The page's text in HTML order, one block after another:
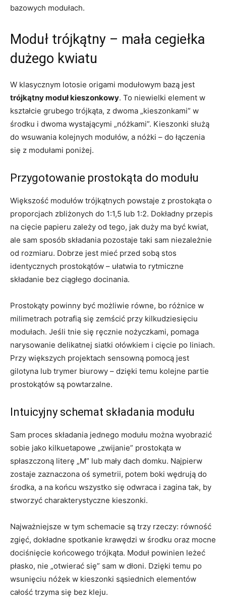
bazowych modułach.
Moduł trójkątny – mała cegiełka
dużego kwiatu
W klasycznym lotosie origami modułowym bazą jest
trójkątny moduł kieszonkowy. To niewielki element w
kształcie grubego trójkąta, z dwoma „kieszonkami” w
środku i dwoma wystającymi „nóżkami”. Kieszonki służą
do wsuwania kolejnych modułów, a nóżki – do łączenia
się z modułami poniżej.
Przygotowanie prostokąta do modułu
Większość modułów trójkątnych powstaje z prostokąta o
proporcjach zbliżonych do 1:1,5 lub 1:2. Dokładny przepis
na cięcie papieru zależy od tego, jak duży ma być kwiat,
ale sam sposób składania pozostaje taki sam niezależnie
od rozmiaru. Dobrze jest mieć przed sobą stos
identycznych prostokątów – ułatwia to rytmiczne
składanie bez ciągłego docinania.
Prostokąty powinny być możliwie równe, bo różnice w
milimetrach potrafią się zemścić przy kilkudziesięciu
modułach. Jeśli tnie się ręcznie nożyczkami, pomaga
narysowanie delikatnej siatki ołówkiem i cięcie po liniach.
Przy większych projektach sensowną pomocą jest
gilotyna lub trymer biurowy – dzięki temu kolejne partie
prostokątów są powtarzalne.
Intuicyjny schemat składania modułu
Sam proces składania jednego modułu można wyobrazić
sobie jako kilkuetapowe „zwijanie” prostokąta w
spłaszczoną literę „M” lub mały dach domku. Najpierw
zostaje zaznaczona oś symetrii, potem boki wędrują do
środka, a na końcu wszystko się odwraca i zagina tak, by
stworzyć charakterystyczne kieszonki.
Najważniejsze w tym schemacie są trzy rzeczy: równość
zgięć, dokładne spotkanie krawędzi w środku oraz mocne
dociśnięcie końcowego trójkąta. Moduł powinien leżeć
płasko, nie „otwierać się” sam w dłoni. Dzięki temu po
wsunięciu nóżek w kieszonki sąsiednich elementów
całość trzyma się bez kleju.